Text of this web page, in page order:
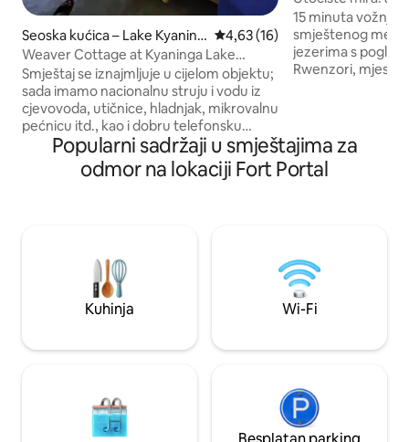
Seoska kućica – Lake Kyaning
a
Prosječna ocjena: 4,63/5,
4,63 (16)
Weaver Cottage at Kyaninga Lake
Uganda
Smještaj se iznajmljuje u cijelom objektu;
sada imamo nacionalnu struju i vodu iz
cjevovoda, utičnice, hladnjak, mikrovalnu
pećnicu itd., kao i dobru telefonsku
mrežu. Dvije privatne spavaće sobe,
bračni kreveti i bračni kreveti (širine 180-
179 cm), WC/vruća tuš-kada u svakoj
šumu, posjetite dolinu Rift. Za dodatne
goste zatražite šator (na raspolaganju je
vrtni kamperi s tušem/WC-om). Za djecu
prije tinejdžera ne naplaćuje se.
spavaće sobe
15 minuta vožnje
smještenog
jezerima s
Rwenzori, mjesto
promatranju
u jezeru kratera.
za dublje
Popularni sadržaji u smještajima za
odmor na lokaciji Fort Portal
Kuhinja Wi-Fi